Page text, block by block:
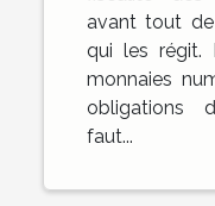
avant tout
qui les régit.
monnaies
obligations
faut...